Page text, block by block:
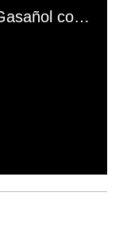
El mal momento de Yanina Gasañol con un hincha argentino en "Subrayado"